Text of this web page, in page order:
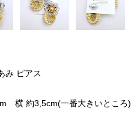
み ピアス
横 約3,5cm(一番大きいところ)